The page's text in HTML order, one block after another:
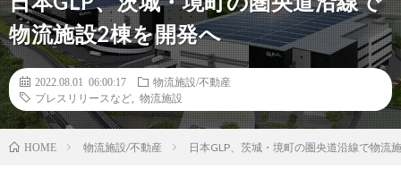
物流施設2棟を開発へ
2022.08.01 06:00:17
物流施設/不動産
プレスリリースなど
物流施設
HOME 物流施設/不動産 日本GLP、茨城・境町の圏央道沿線で物流